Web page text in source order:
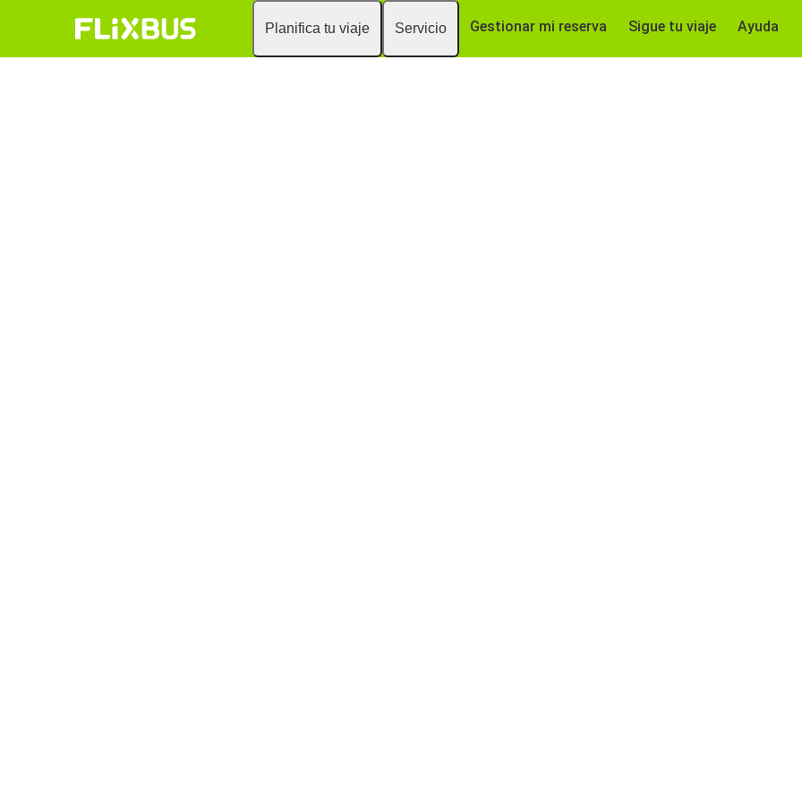
Planifica tu viaje Servicio Gestionar mi reserva Sigue tu viaje Ayuda